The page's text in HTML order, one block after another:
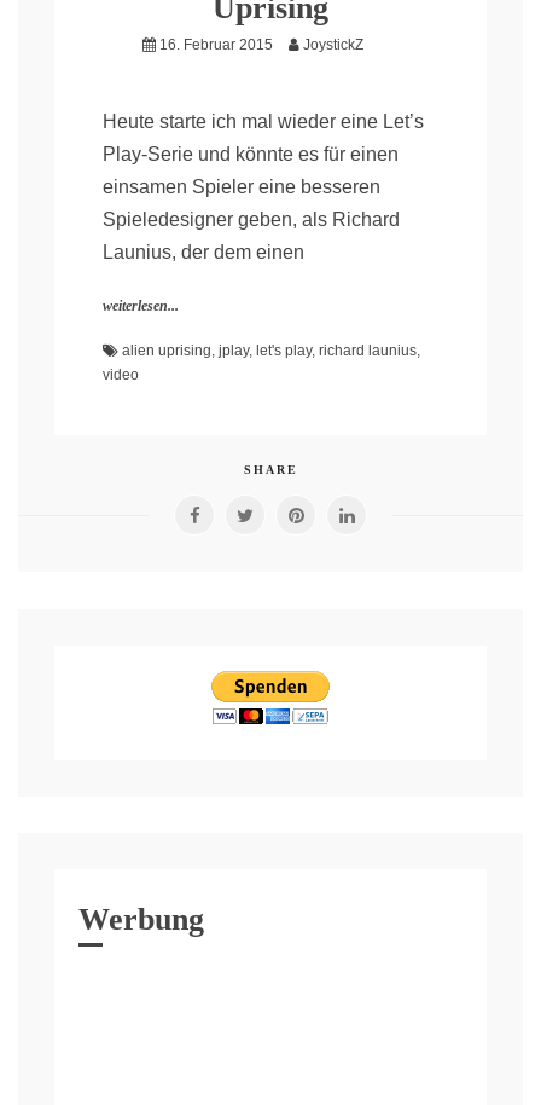
Uprising
16. Februar 2015 JoystickZ
Heute starte ich mal wieder eine Let’s
Play-Serie und könnte es für einen
einsamen Spieler eine besseren
Spieledesigner geben, als Richard
Launius, der dem einen
weiterlesen...
alien uprising jplay, let's play, richard launius
video
SHARE
Werbung